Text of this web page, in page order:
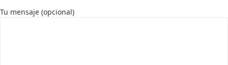
Tu mensaje (opcional)